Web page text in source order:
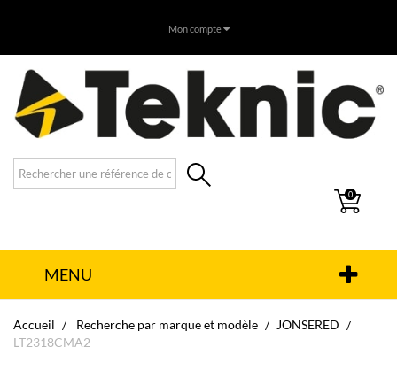
Mon compte
0
MENU
Accueil Recherche par marque et modèle
JONSERED
LT2318CMA2